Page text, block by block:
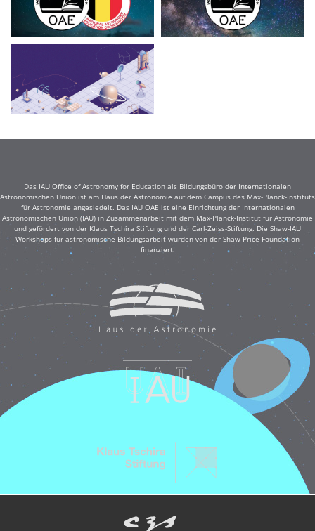
Das IAU Office of Astronomy for Education als Bildungsbüro der Internationalen
Astronomischen Union ist am Haus der Astronomie auf dem Campus des Max-Planck-Instituts
für Astronomie angesiedelt. Das IAU OAE ist eine Einrichtung der Internationalen
Astronomischen Union (IAU) in Zusammenarbeit mit dem Max-Planck-Institut für Astronomie
und gefördert von der Klaus Tschira Stiftung und der Carl-Zeiss-Stiftung. Die Shaw-IAU
Workshops für astronomische Bildungsarbeit wurden von der Shaw Price Foundation
finanziert.